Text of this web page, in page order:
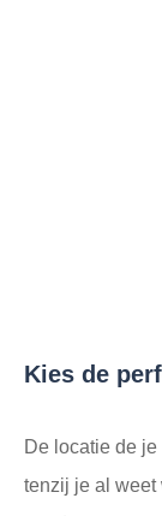
Kies de
De locatie de
tenzij je al weet